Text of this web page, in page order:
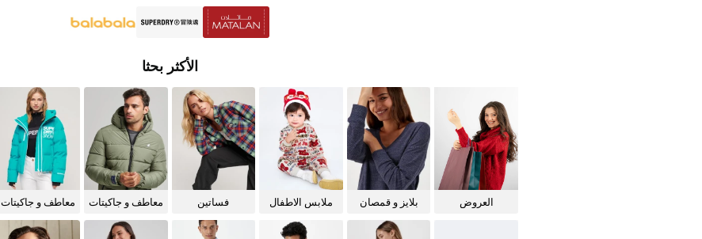
الأكثر بحثا
العروض
بلايز و قمصان
ملابس الاطفال فساتين
معاطف و جاكيتات
معاطف و جاكيتات